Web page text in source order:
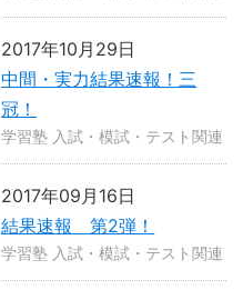
中間・実力結果速報！三
冠！
2017年10月29日
学習塾 入試・模試・テスト関連
結果速報 第2弾！
2017年09月16日
学習塾 入試・模試・テスト関連